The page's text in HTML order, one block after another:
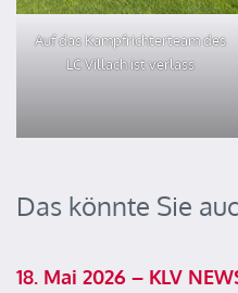
Auf das Kampfrichterteam des
LC Villach ist verlass
Das könnte Sie
18. Mai 2026 – KLV